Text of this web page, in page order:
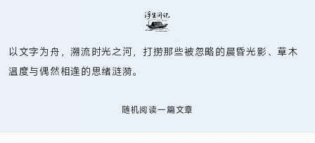
以文字为舟，溯流时光之河，打捞那些被忽略的晨昏光影、草木
温度与偶然相逢的思绪涟漪。
随机阅读一篇文章